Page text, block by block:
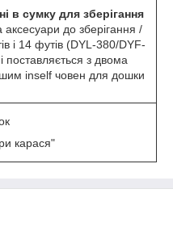
в сумку для зберігання
аксесуари до зберігання /
і 14 футів (DYL-380/DYF-
поставляється з двома
inself човен для дошки
карася"